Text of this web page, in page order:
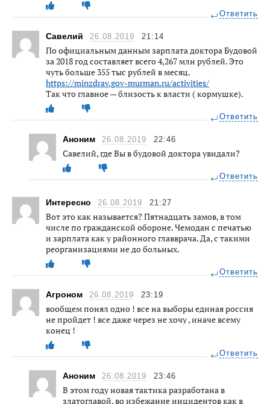
Ответить
Савелий 26.08.2019 21:14
По официальным данным зарплата доктора Будовой
за 2018 год составляет всего 4,267 млн рублей. Это
чуть больше 355 тыс рублей в месяц.
https://minzdrav.gov-murman.ru/activities/
Так что главное — близость к власти ( кормушке).
Ответить
Аноним 26.08.2019 22:46
Савелий, где Вы в будовой доктора увидали?
Ответить
Интересно 26.08.2019 21:27
Вот это как называется? Пятнадцать замов, в том
числе по гражданской обороне. Чемодан с печатью
и зарплата как у районного главврача. Да, с такими
реорганизациями не до больных.
Ответить
Агроном 26.08.2019 23:19
вообщем понял одно ! все на выборы единая россия
не пройдет ! все даже через не хочу , иначе всему
конец !
Ответить
Аноним 26.08.2019 23:46
В этом году новая тактика разработана в
златоглавой, во избежание инцидентов как в